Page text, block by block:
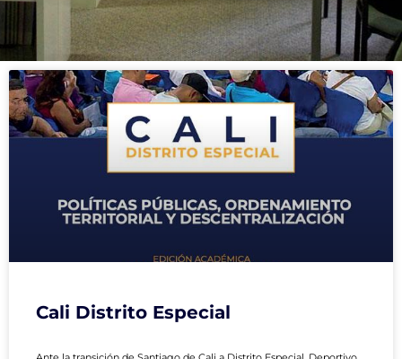
Cali Distrito Especial
P
a
g
e
P
a
g
e
P
a
e
P
a
g
e
P
a
e